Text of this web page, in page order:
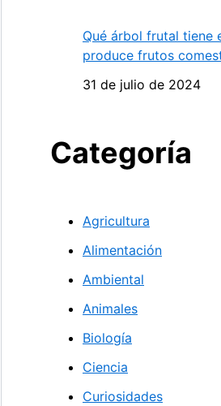
Qué árbol frutal tiene
produce frutos
31 de julio de 2024
Categoría
Agricultura
Alimentación
Ambiental
Animales
Biología
Ciencia
Curiosidades